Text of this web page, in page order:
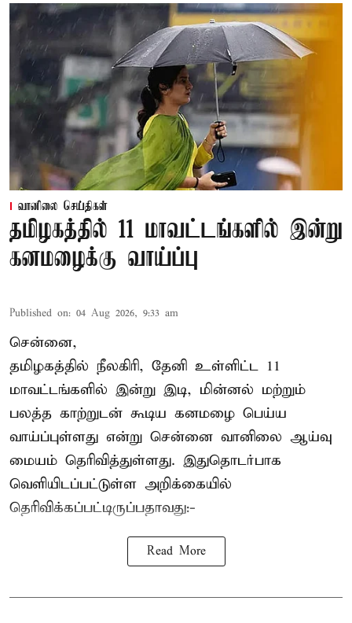
வானிலை செய்திகள்
தமிழகத்தில் 11 மாவட்டங்களில் இன்று
கனமழைக்கு வாய்ப்பு
Published on: 04 Aug 2026, 9:33 am
சென்னை,
தமிழகத்தில் நீலகிரி, தேனி உள்ளிட்ட 11
மாவட்டங்களில் இன்று இடி, மின்னல் மற்றும்
பலத்த காற்றுடன் கூடிய கனமழை பெய்ய
வாய்ப்புள்ளது என்று சென்னை வானிலை ஆய்வு
மையம் தெரிவித்துள்ளது. இதுதொடர்பாக
வெளியிடப்பட்டுள்ள அறிக்கையில்
தெரிவிக்கப்பட்டிருப்பதாவது:-
Read More